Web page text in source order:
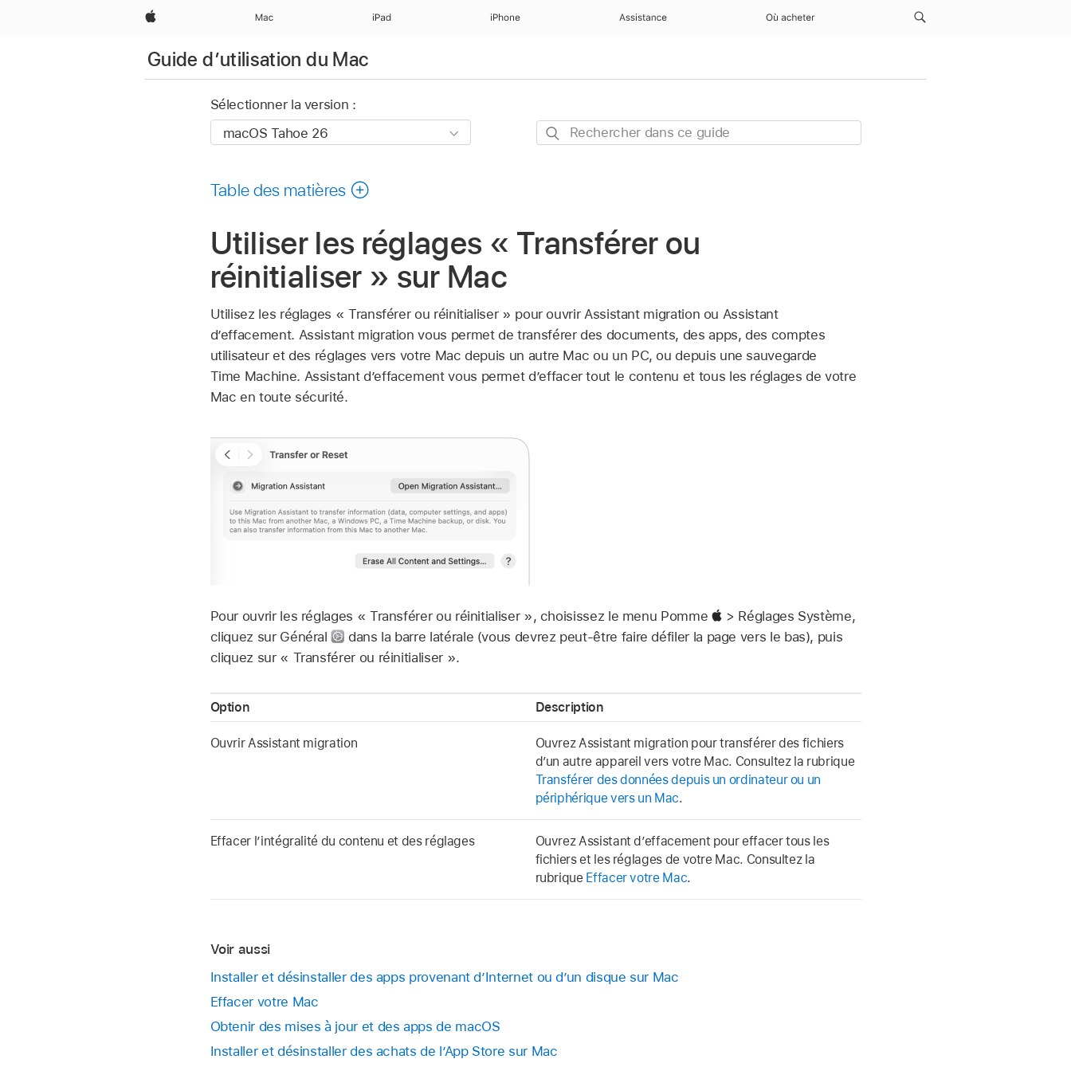
Apple Mac iPad iPhone Assistance Où acheter
Guide d’utilisation du Mac
Sélectionner la version :
Rechercher
Table des matières
Utiliser les réglages « Transférer ou
réinitialiser » sur Mac
Utilisez les réglages « Transférer ou réinitialiser » pour ouvrir Assistant migration ou Assistant
dʼeffacement. Assistant migration vous permet de transférer des documents, des apps, des comptes
utilisateur et des réglages vers votre Mac depuis un autre Mac ou un PC, ou depuis une sauvegarde
Time Machine. Assistant d’effacement vous permet d’effacer tout le contenu et tous les réglages de votre
Mac en toute sécurité.
Pour ouvrir les réglages « Transférer ou réinitialiser », choisissez le menu Pomme
> Réglages Système,
cliquez sur Général
dans la barre latérale (vous devrez peut-être faire défiler la page vers le bas), puis
cliquez sur « Transférer ou réinitialiser ».
Option Description
Ouvrir Assistant migration
Ouvrez Assistant migration pour transférer des fichiers
dʼun autre appareil vers votre Mac. Consultez la rubrique
Transférer des données depuis un ordinateur ou un
périphérique vers un Mac.
Effacer l’intégralité du contenu et des réglages
Ouvrez Assistant dʼeffacement pour effacer tous les
fichiers et les réglages de votre Mac. Consultez la
rubrique Effacer votre Mac.
Voir aussi
Installer et désinstaller des apps provenant d’Internet ou d’un disque sur Mac
Effacer votre Mac
Obtenir des mises à jour et des apps de macOS
Installer et désinstaller des achats de l’App Store sur Mac